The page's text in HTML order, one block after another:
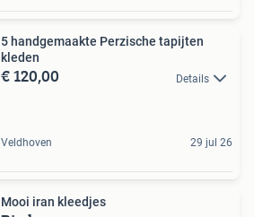
5 handgemaakte Perzische tapijten
kleden
€ 120,00 Details
Veldhoven 29 jul 26
Mooi iran kleedjes